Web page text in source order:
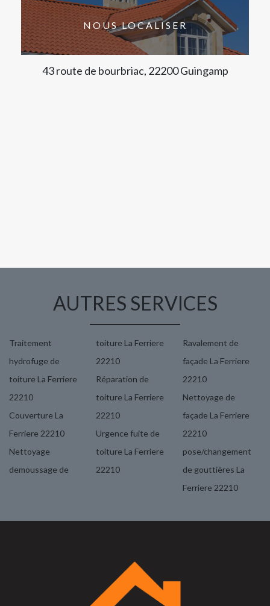
NOUS LOCALISER
43 route de bourbriac, 22200 Guingamp
AUTRES SERVICES
Traitement
hydrofuge de
toiture La Ferriere
22210
Couverture La
Ferriere 22210
Nettoyage
demoussage de
toiture La Ferriere
22210
Réparation de
toiture La Ferriere
22210
Urgence fuite de
toiture La Ferriere
22210
Ravalement de
façade La Ferriere
22210
Nettoyage de
façade La Ferriere
22210
pose/changement
de gouttières La
Ferriere 22210